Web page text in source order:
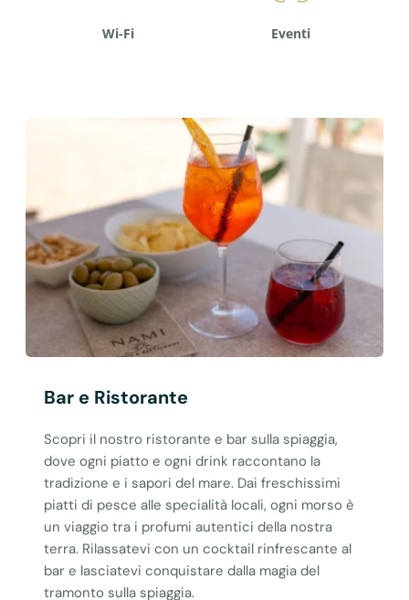
Wi-Fi Eventi
Bar e Ristorante
Scopri il nostro ristorante e bar sulla spiaggia,
dove ogni piatto e ogni drink raccontano la
tradizione e i sapori del mare. Dai freschissimi
piatti di pesce alle specialità locali, ogni morso è
un viaggio tra i profumi autentici della nostra
terra. Rilassatevi con un cocktail rinfrescante al
bar e lasciatevi conquistare dalla magia del
tramonto sulla spiaggia.